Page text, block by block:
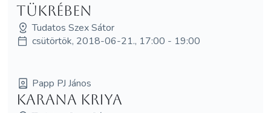
tükrében
Tudatos Szex Sátor
csütörtök, 2018-06-21., 17:00 - 19:00
Papp PJ János
Karana Kriya